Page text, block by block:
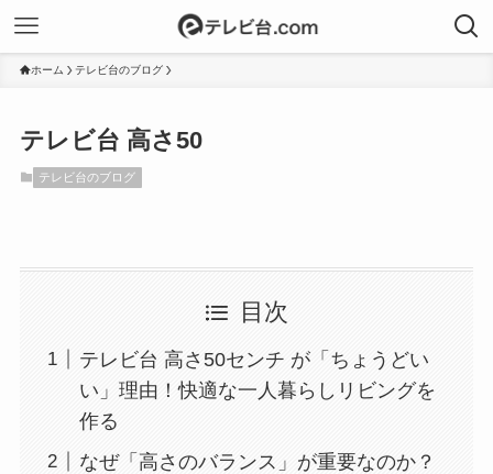
ホーム テレビ台のブログ
テレビ台 高さ50
テレビ台のブログ
目次
テレビ台 高さ50センチ が「ちょうどい
い」理由！快適な一人暮らしリビングを
作る
なぜ「高さのバランス」が重要なのか？